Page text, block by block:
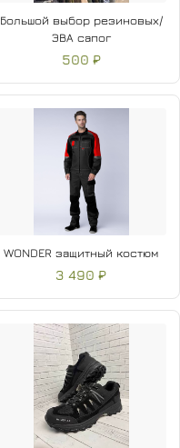
Большой выбор резиновых/
ЭВА сапог
500 ₽
WONDER защитный костюм
3 490 ₽